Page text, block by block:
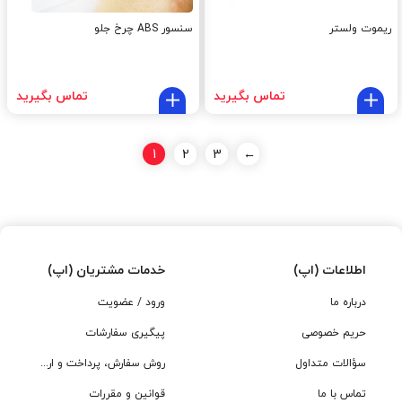
ریموت ولستر
تماس بگیرید
سنسور ABS چرخ جلو
تماس بگیرید
1 2 3 ←
اطلاعات (اپ)
درباره ما
حریم خصوصی
سؤالات متداول
تماس با ما
خدمات مشتریان (اپ)
ورود / عضویت
پیگیری سفارشات
روش سفارش، پرداخت و ارسال
قوانین و مقررات